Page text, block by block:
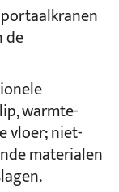
de
warmte-
vloer; niet-
materialen